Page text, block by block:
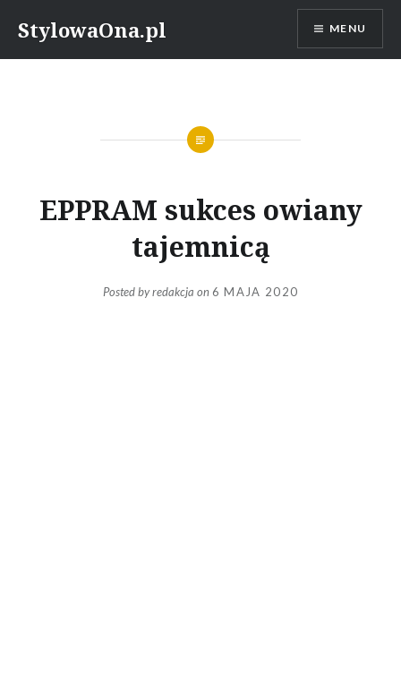
content
StylowaOna.pl MENU
EPPRAM sukces owiany
tajemnicą
Posted byredakcja on6 MAJA 2020